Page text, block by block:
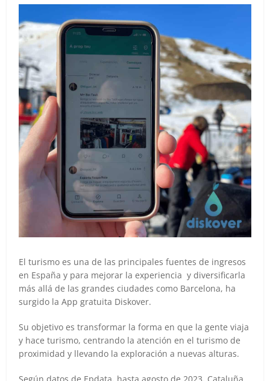
El turismo es una de las principales fuentes de ingresos
en España y para mejorar la experiencia y diversificarla
más allá de las grandes ciudades como Barcelona, ha
surgido la App gratuita Diskover.
Su objetivo es transformar la forma en que la gente viaja
y hace turismo, centrando la atención en el turismo de
proximidad y llevando la exploración a nuevas alturas.
Según datos de Epdata, hasta agosto de 2023, Cataluña